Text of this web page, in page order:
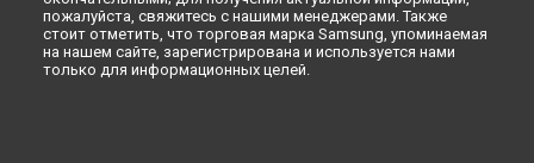
пожалуйста, свяжитесь с нашими менеджерами. Также
стоит отметить, что торговая марка Samsung, упоминаемая
на нашем сайте, зарегистрирована и используется нами
только для информационных целей.